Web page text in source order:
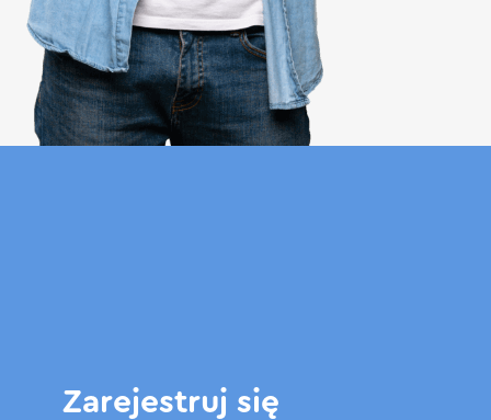
Zarejestruj się